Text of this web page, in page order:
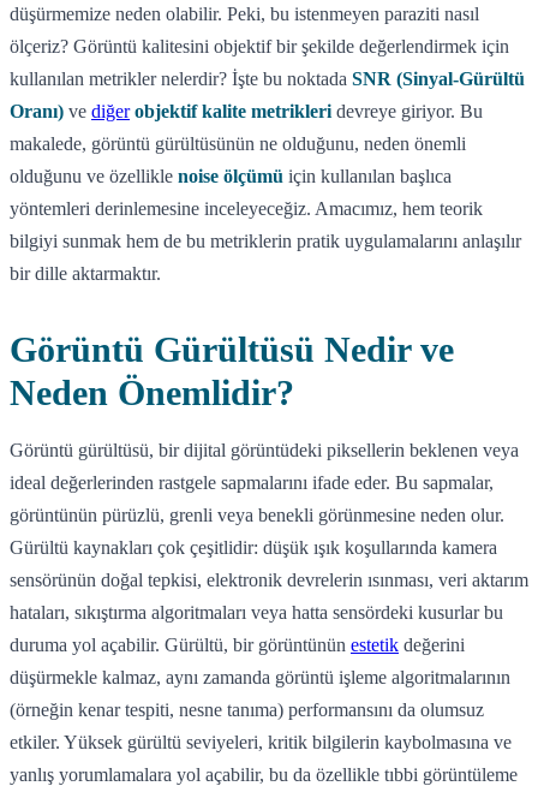
düşürmemize neden olabilir. Peki, bu istenmeyen paraziti nasıl
ölçeriz? Görüntü kalitesini objektif bir şekilde değerlendirmek için
kullanılan metrikler nelerdir? İşte bu noktada SNR (Sinyal-Gürültü
Oranı) ve diğer objektif kalite metrikleri devreye giriyor. Bu
makalede, görüntü gürültüsünün ne olduğunu, neden önemli
olduğunu ve özellikle noise ölçümü için kullanılan başlıca
yöntemleri derinlemesine inceleyeceğiz. Amacımız, hem teorik
bilgiyi sunmak hem de bu metriklerin pratik uygulamalarını anlaşılır
bir dille aktarmaktır.
Görüntü Gürültüsü Nedir ve
Neden Önemlidir?
Görüntü gürültüsü, bir dijital görüntüdeki piksellerin beklenen veya
ideal değerlerinden rastgele sapmalarını ifade eder. Bu sapmalar,
görüntünün pürüzlü, grenli veya benekli görünmesine neden olur.
Gürültü kaynakları çok çeşitlidir: düşük ışık koşullarında kamera
sensörünün doğal tepkisi, elektronik devrelerin ısınması, veri aktarım
hataları, sıkıştırma algoritmaları veya hatta sensördeki kusurlar bu
duruma yol açabilir. Gürültü, bir görüntünün estetik değerini
düşürmekle kalmaz, aynı zamanda görüntü işleme algoritmalarının
(örneğin kenar tespiti, nesne tanıma) performansını da olumsuz
etkiler. Yüksek gürültü seviyeleri, kritik bilgilerin kaybolmasına ve
yanlış yorumlamalara yol açabilir, bu da özellikle tıbbi görüntüleme